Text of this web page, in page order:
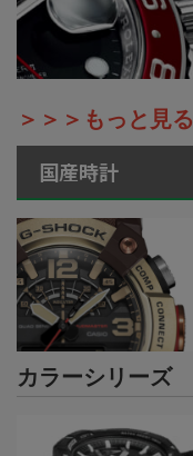
＞＞＞もっと見る
国産時計
カラーシリーズ